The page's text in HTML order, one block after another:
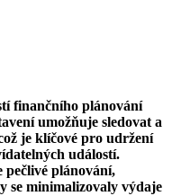
finančního plánování
umožňuje sledovat a
je klíčové pro udržení
událostí.
pečlivé plánování,
se minimalizovaly výdaje